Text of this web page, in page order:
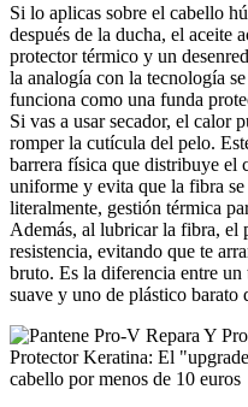
Si lo aplicas sobre el cabello
después de la ducha, el aceite
protector térmico y un
la analogía con la tecnología
funciona como una funda
Si vas a usar secador, el calor
romper la cutícula del pelo.
barrera física que distribuye el
uniforme y evita que la fibra se
literalmente, gestión térmica
Además, al lubricar la fibra, el
resistencia, evitando que te
bruto. Es la diferencia entre un
suave y uno de plástico barato